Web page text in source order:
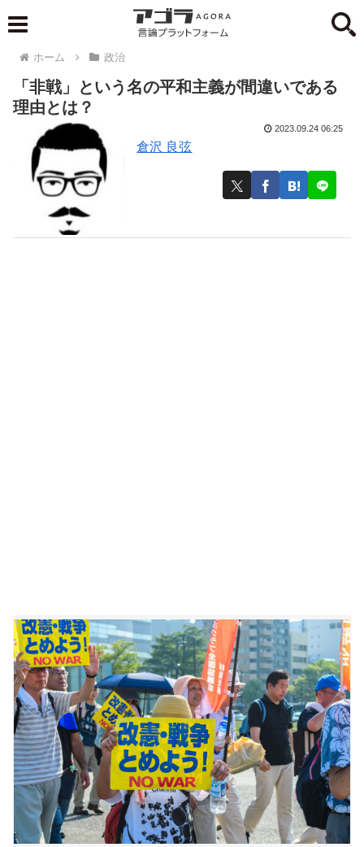
ホーム 政治
「非戦」という名の平和主義が間違いである
理由とは？
倉沢 良弦
2023.09.24 06:25